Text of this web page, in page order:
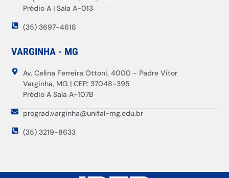
Prédio A | Sala A-013
(35) 3697-4618
VARGINHA - MG
Av. Celina Ferreira Ottoni, 4000 - Padre Vitor
Varginha, MG | CEP: 37048-395
Prédio A Sala A-107B
prograd.varginha@unifal-mg.edu.br
(35) 3219-8633